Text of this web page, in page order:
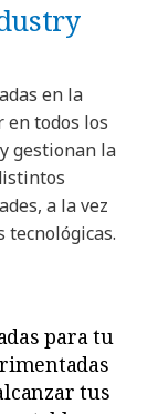
en la
en todos los
gestionan la
a la vez
para tu
tus